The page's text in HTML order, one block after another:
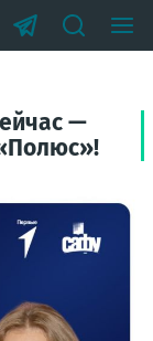
—